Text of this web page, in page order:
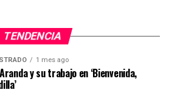
TENDENCIA
1 mes ago
y su trabajo en ‘Bienvenida,